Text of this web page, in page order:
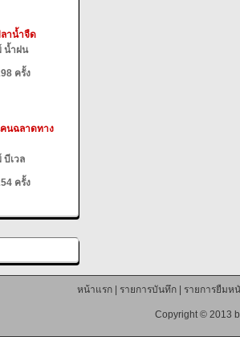
ลาน้ำจืด
น้ำฝน
ครั้ง
นฉลาดทาง
บีเวล
ครั้ง
หน้าแรก| รายการบันทึก| รายการยืมห
Copyright © 2013